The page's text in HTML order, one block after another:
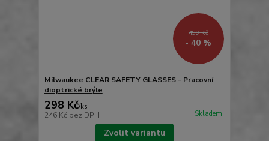
499 Kč
- 40 %
Milwaukee CLEAR SAFETY GLASSES - Pracovní
dioptrické brýle
298 Kč/ks
246 Kč bez DPH Skladem
Zvolit variantu